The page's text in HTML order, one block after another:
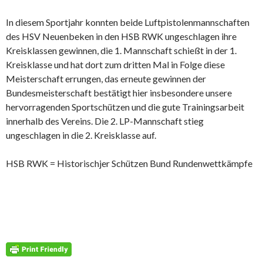
In diesem Sportjahr konnten beide Luftpistolenmannschaften
des HSV Neuenbeken in den HSB RWK ungeschlagen ihre
Kreisklassen gewinnen, die 1. Mannschaft schießt in der 1.
Kreisklasse und hat dort zum dritten Mal in Folge diese
Meisterschaft errungen, das erneute gewinnen der
Bundesmeisterschaft bestätigt hier insbesondere unsere
hervorragenden Sportschützen und die gute Trainingsarbeit
innerhalb des Vereins. Die 2. LP-Mannschaft stieg
ungeschlagen in die 2. Kreisklasse auf.
HSB RWK = Historischjer Schützen Bund Rundenwettkämpfe